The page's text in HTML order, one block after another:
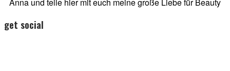
get social